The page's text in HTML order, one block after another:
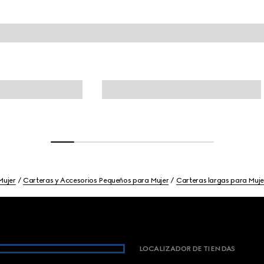
Carteras y Accesorios Pequeños para Mujer Carteras largas para
LOCALIZADOR DE TIENDAS